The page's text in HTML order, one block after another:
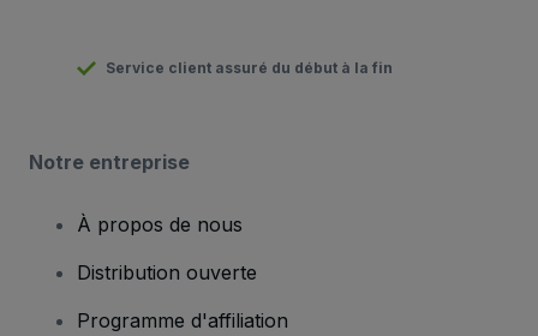
Service client assuré du début à la fin
Notre entreprise
À propos de nous
Distribution ouverte
Programme d'affiliation